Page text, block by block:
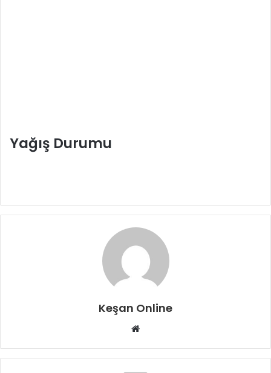
Yağış Durumu
Keşan Online
Web